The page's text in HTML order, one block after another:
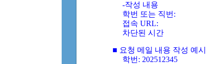
-작성 내용
학번 또는 직번:
접속 URL:
차단된 시간
■ 요청 메일 내용 작성 예시
학번: 202512345